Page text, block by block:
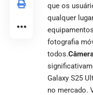
que os
qualquer
fotografia
todos.
Galaxy S25
no mercado.